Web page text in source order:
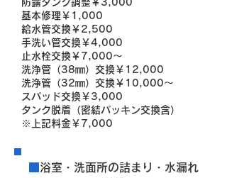
防露タンク調整￥3,000
基本修理￥1,000
給水管交換￥2,500
手洗い管交換￥4,000
止水栓交換￥7,000～
洗浄管（38㎜）交換￥12,000
洗浄管（32㎜）交換￥10,000～
スパッド交換￥3,000
タンク脱着（密結パッキン交換含）
※上記料金￥7,000
浴室・洗面所の詰まり・水漏れ